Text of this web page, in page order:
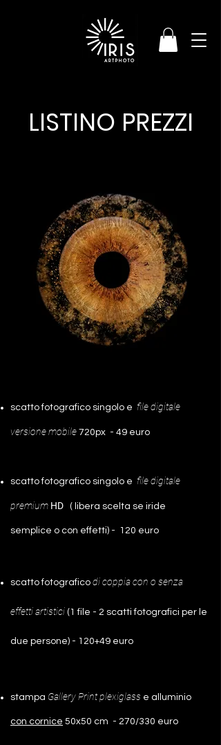
LISTINO PREZZI
scatto fotografico singolo e filedigitale
versione mobile 720px - 49 euro
scatto fotografico singolo e file digitale
premium HD ( libera scelta se iride
semplice o con effetti) - 120 euro
scatto fotografico di coppia con o senza
effetti artistici (1 file - 2 scatti fotografici per le
due persone) - 120+49 euro
stampa Gallery Print plexiglass e alluminio
con cornice 50x50 cm - 270/330 euro